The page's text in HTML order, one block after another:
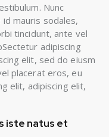
Nunc
id mauris sodales,
tincidunt, ante vel
adipiscing
elit, sed do eiusm
placerat eros, eu
elit, adipiscing elit,
iste natus et